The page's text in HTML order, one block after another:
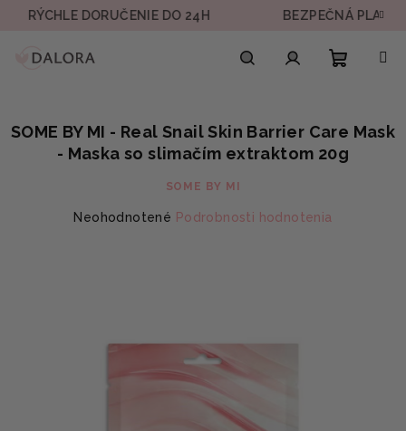
PrejsťDORUČENIE DO 24H BEZPEČNÁ PLATBA
košík
SOME BY MI - Real Snail Skin Barrier Care Mask
- Maska so slimačím extraktom 20g
SOME BY MI
Priemerné
hviezdičiek.
Neohodnotené Podrobnosti hodnotenia